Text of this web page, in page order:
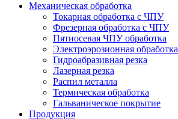
Механическая обработка
Токарная обработка с ЧПУ
Фрезерная обработка с ЧПУ
Пятиосевая ЧПУ обработка
Электроэрозионная обработка
Гидроабразивная резка
Лазерная резка
Распил металла
Термическая обработка
Гальваническое покрытие
Продукция